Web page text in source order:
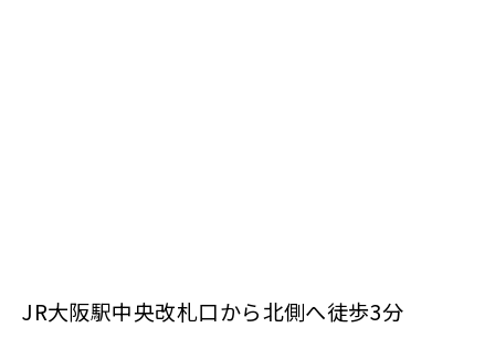
JR大阪駅中央改札口から北側へ徒歩3分